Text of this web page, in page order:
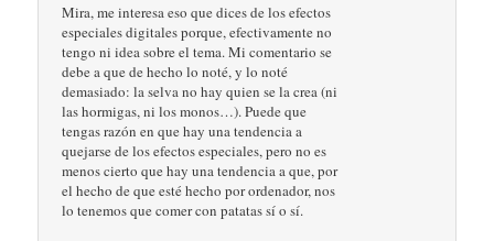
Mira, me interesa eso que dices de los efectos
especiales digitales porque, efectivamente no
tengo ni idea sobre el tema. Mi comentario se
debe a que de hecho lo noté, y lo noté
demasiado: la selva no hay quien se la crea (ni
las hormigas, ni los monos…). Puede que
tengas razón en que hay una tendencia a
quejarse de los efectos especiales, pero no es
menos cierto que hay una tendencia a que, por
el hecho de que esté hecho por ordenador, nos
lo tenemos que comer con patatas sí o sí.